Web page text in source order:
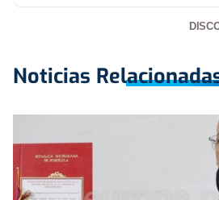
Noticias